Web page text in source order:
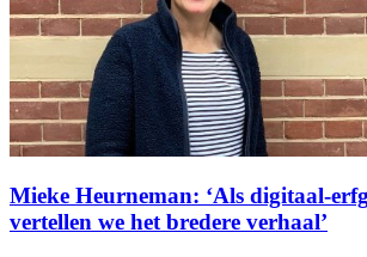
Mieke Heurneman: ‘Als digitaal-
vertellen we het bredere verhaal’